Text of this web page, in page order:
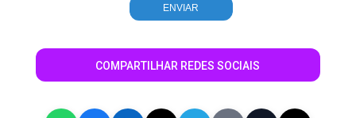
COMPARTILHAR REDES SOCIAIS